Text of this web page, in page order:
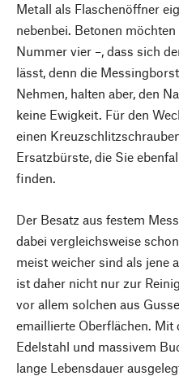
Metall als Flaschenöffner
nebenbei. Betonen
Nummer vier –, dass sich
lässt, denn die
Nehmen, halten aber, den
keine Ewigkeit. Für den
einen
Ersatzbürste, die Sie
finden.
Der Besatz aus festem
dabei vergleichsweise
meist weicher sind als jene
ist daher nicht nur zur
vor allem solchen aus
emaillierte Oberflächen. Mit
Edelstahl und massivem
lange Lebensdauer